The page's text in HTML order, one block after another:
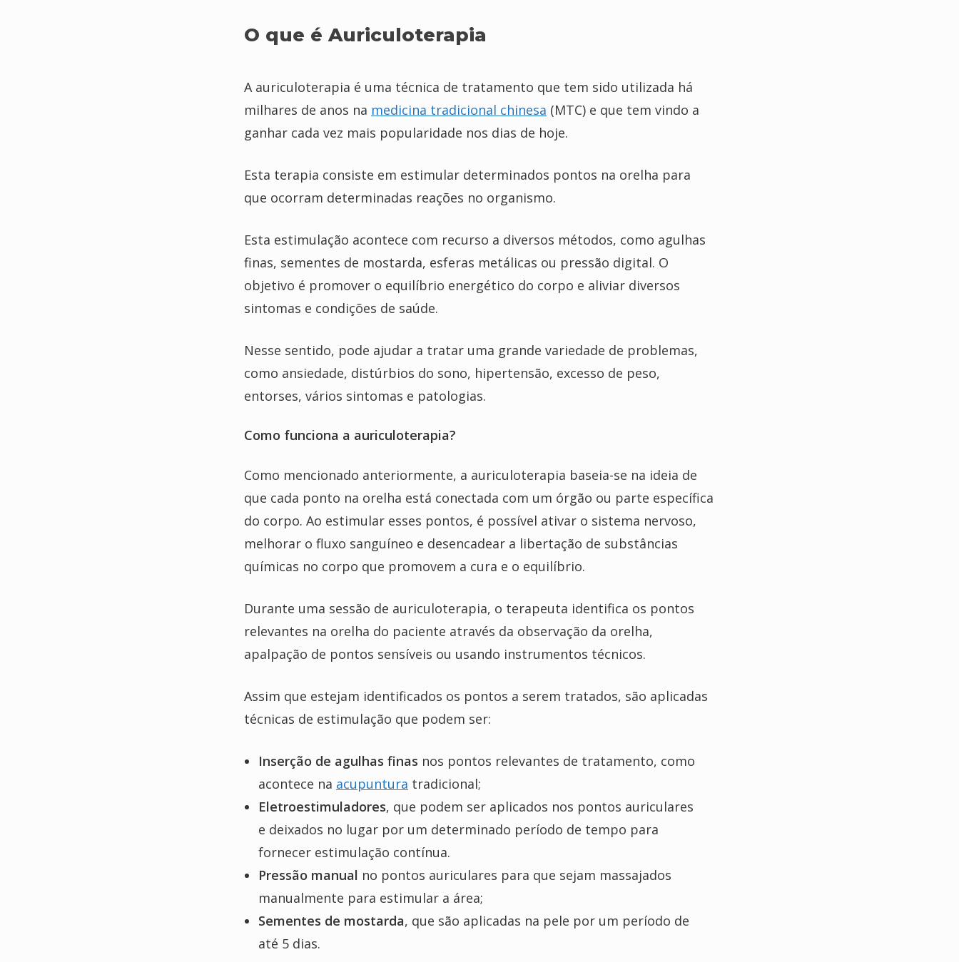
O que é Auriculoterapia
A auriculoterapia é uma técnica de tratamento que tem sido utilizada há
milhares de anos na medicina tradicional chinesa (MTC) e que tem vindo a
ganhar cada vez mais popularidade nos dias de hoje.
Esta terapia consiste em estimular determinados pontos na orelha para
que ocorram determinadas reações no organismo.
Esta estimulação acontece com recurso a diversos métodos, como agulhas
finas, sementes de mostarda, esferas metálicas ou pressão digital. O
objetivo é promover o equilíbrio energético do corpo e aliviar diversos
sintomas e condições de saúde.
Nesse sentido, pode ajudar a tratar uma grande variedade de problemas,
como ansiedade, distúrbios do sono, hipertensão, excesso de peso,
entorses, vários sintomas e patologias.
Como funciona a auriculoterapia?
Como mencionado anteriormente, a auriculoterapia baseia-se na ideia de
que cada ponto na orelha está conectada com um órgão ou parte específica
do corpo. Ao estimular esses pontos, é possível ativar o sistema nervoso,
melhorar o fluxo sanguíneo e desencadear a libertação de substâncias
químicas no corpo que promovem a cura e o equilíbrio.
Durante uma sessão de auriculoterapia, o terapeuta identifica os pontos
relevantes na orelha do paciente através da observação da orelha,
apalpação de pontos sensíveis ou usando instrumentos técnicos.
Assim que estejam identificados os pontos a serem tratados, são aplicadas
técnicas de estimulação que podem ser:
Inserção de agulhas finas nos pontos relevantes de tratamento, como
acontece na acupuntura tradicional;
Eletroestimuladores, que podem ser aplicados nos pontos auriculares
e deixados no lugar por um determinado período de tempo para
fornecer estimulação contínua.
Pressão manual no pontos auriculares para que sejam massajados
manualmente para estimular a área;
Sementes de mostarda, que são aplicadas na pele por um período de
até 5 dias.